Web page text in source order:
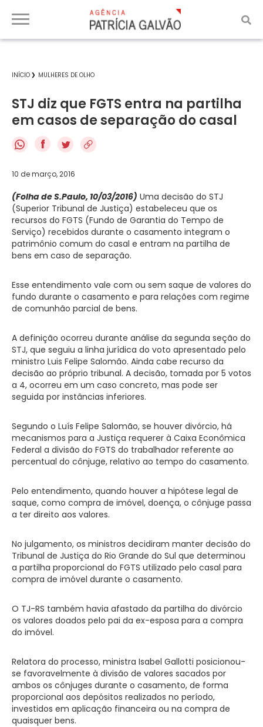
INÍCIO MULHERES DE OLHO
STJ diz que FGTS entra na partilha
em casos de separação do casal
f
10 de março, 2016
(Folha de S.Paulo, 10/03/2016) Uma decisão do STJ
(Superior Tribunal de Justiça) estabeleceu que os
recursos do FGTS (Fundo de Garantia do Tempo de
Serviço) recebidos durante o casamento integram o
patrimônio comum do casal e entram na partilha de
bens em caso de separação.
Esse entendimento vale com ou sem saque de valores do
fundo durante o casamento e para relações com regime
de comunhão parcial de bens.
A definição ocorreu durante análise da segunda seção do
STJ, que seguiu a linha jurídica do voto apresentado pelo
ministro Luis Felipe Salomão. Ainda cabe recurso da
decisão ao próprio tribunal. A decisão, tomada por 5 votos
a 4, ocorreu em um caso concreto, mas pode ser
seguida por instâncias inferiores.
Segundo o Luís Felipe Salomão, se houver divórcio, há
mecanismos para a Justiça requerer à Caixa Econômica
Federal a divisão do FGTS do trabalhador referente ao
percentual do cônjuge, relativo ao tempo do casamento.
Pelo entendimento, quando houver a hipótese legal de
saque, como compra de imóvel, doença, o cônjuge passa
a ter direito aos valores.
No julgamento, os ministros decidiram manter decisão do
Tribunal de Justiça do Rio Grande do Sul que determinou
a partilha proporcional do FGTS utilizado pelo casal para
compra de imóvel durante o casamento.
O TJ-RS também havia afastado da partilha do divórcio
os valores doados pelo pai da ex-esposa para a compra
do imóvel.
Relatora do processo, ministra Isabel Gallotti posicionou-
se favoravelmente à divisão de valores sacados por
ambos os cônjuges durante o casamento, de forma
proporcional aos depósitos realizados no período,
investidos em aplicação financeira ou na compra de
quaisquer bens.